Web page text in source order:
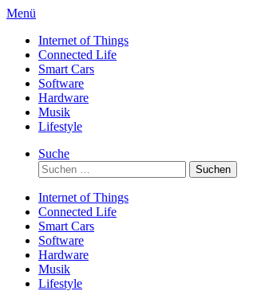
Direkt
Inhalt
Menü
Internet of Things
Connected Life
Smart Cars
Software
Hardware
Musik
Lifestyle
Suche
Suchen
nach:
Internet of Things
Connected Life
Smart Cars
Software
Hardware
Musik
Lifestyle